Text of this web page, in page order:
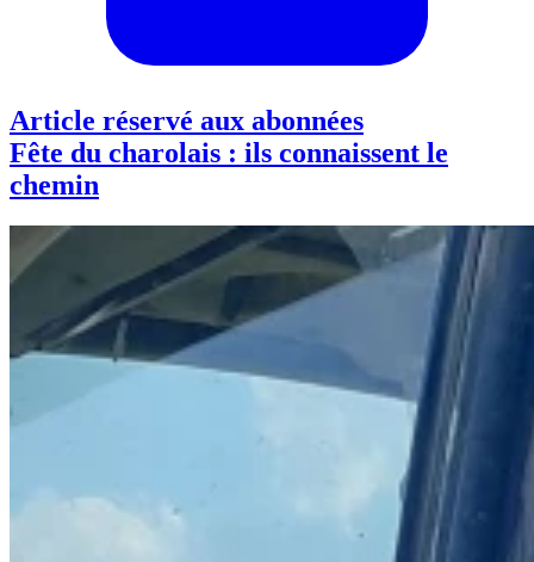
Article réservé aux abonnées
Fête du charolais : ils connaissent le
chemin